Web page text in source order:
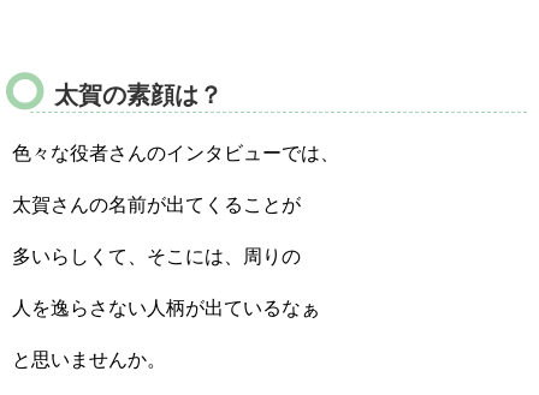
太賀の素顔は？
色々な役者さんのインタビューでは、
太賀さんの名前が出てくることが
多いらしくて、そこには、周りの
人を逸らさない人柄が出ているなぁ
と思いませんか。